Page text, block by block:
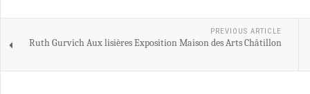
PREVIOUS ARTICLE
Ruth Gurvich Aux lisières Exposition Maison des Arts Châtillon